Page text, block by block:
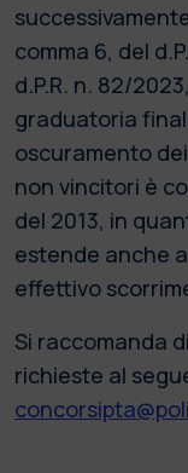
comma 6, del
d.P.R. n. 82/
graduatoria
oscuramento
non vincitori è
del 2013, in
estende anche
effettivo
Si raccomanda
richieste al